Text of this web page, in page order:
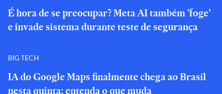
É hora de se preocupar? Meta AI também 'foge'
e invade sistema durante teste de segurança
BIG TECH
IA do Google Maps finalmente chega ao Brasil
nesta quinta; entenda o que muda